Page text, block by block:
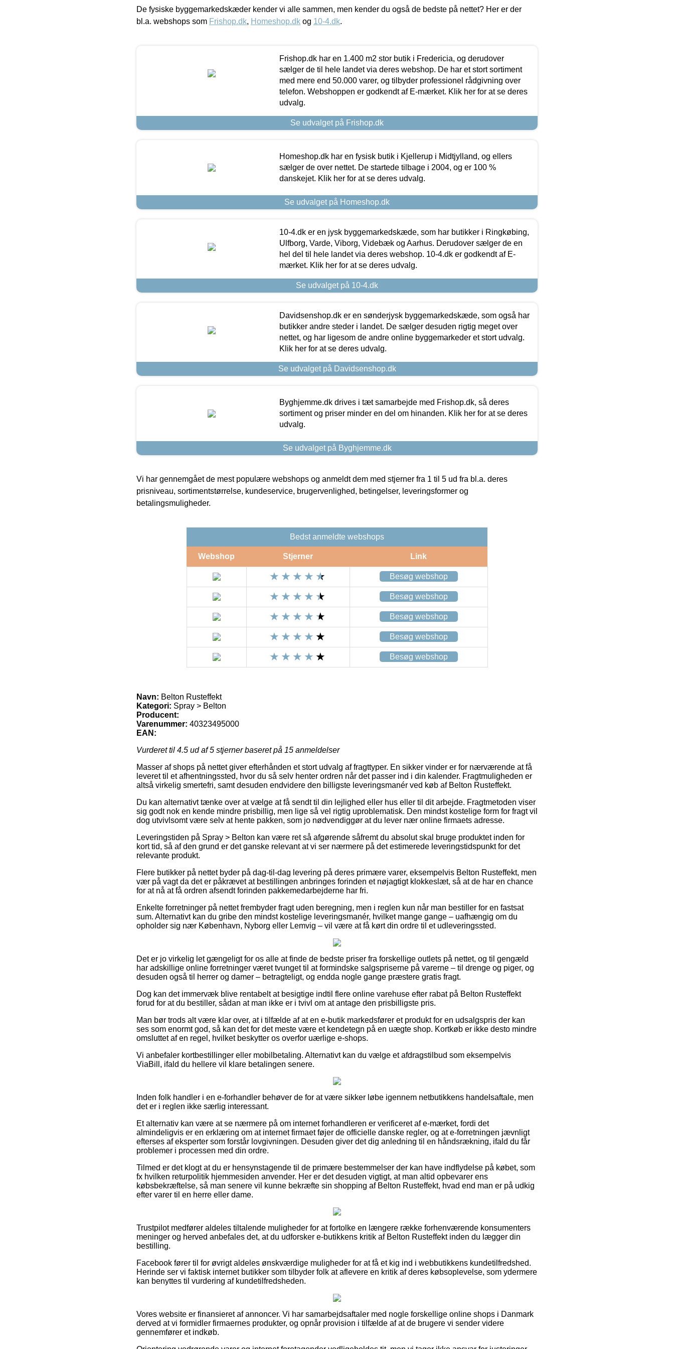
De fysiske byggemarkedskæder kender vi alle sammen, men kender du også de bedste på nettet? Her er der
bl.a. webshops som Frishop.dk, Homeshop.dk og 10-4.dk.
Frishop.dk har en 1.400 m2 stor butik i Fredericia, og derudover
sælger de til hele landet via deres webshop. De har et stort sortiment
med mere end 50.000 varer, og tilbyder professionel rådgivning over
telefon. Webshoppen er godkendt af E-mærket. Klik her for at se deres
udvalg.
Se udvalget på Frishop.dk
Homeshop.dk har en fysisk butik i Kjellerup i Midtjylland, og ellers
sælger de over nettet. De startede tilbage i 2004, og er 100 %
danskejet. Klik her for at se deres udvalg.
Se udvalget på Homeshop.dk
10-4.dk er en jysk byggemarkedskæde, som har butikker i Ringkøbing,
Ulfborg, Varde, Viborg, Videbæk og Aarhus. Derudover sælger de en
hel del til hele landet via deres webshop. 10-4.dk er godkendt af E-
mærket. Klik her for at se deres udvalg.
Se udvalget på 10-4.dk
Davidsenshop.dk er en sønderjysk byggemarkedskæde, som også har
butikker andre steder i landet. De sælger desuden rigtig meget over
nettet, og har ligesom de andre online byggemarkeder et stort udvalg.
Klik her for at se deres udvalg.
Se udvalget på Davidsenshop.dk
Byghjemme.dk drives i tæt samarbejde med Frishop.dk, så deres
sortiment og priser minder en del om hinanden. Klik her for at se deres
udvalg.
Se udvalget på Byghjemme.dk
Vi har gennemgået de mest populære webshops og anmeldt dem med stjerner fra 1 til 5 ud fra bl.a. deres
prisniveau, sortimentstørrelse, kundeservice, brugervenlighed, betingelser, leveringsformer og
betalingsmuligheder.
Bedst anmeldte webshops
Webshop Stjerner Link
Besøg webshop
Besøg webshop
Besøg webshop
Besøg webshop
Besøg webshop
Navn: Belton Rusteffekt
Kategori: Spray > Belton
Producent:
Varenummer: 40323495000
EAN:
Vurderet til 4.5 ud af 5 stjerner baseret på 15 anmeldelser
Masser af shops på nettet giver efterhånden et stort udvalg af fragttyper. En sikker vinder er for nærværende at få
leveret til et afhentningssted, hvor du så selv henter ordren når det passer ind i din kalender. Fragtmuligheden er
altså virkelig smertefri, samt desuden endvidere den billigste leveringsmanér ved køb af Belton Rusteffekt.
Du kan alternativt tænke over at vælge at få sendt til din lejlighed eller hus eller til dit arbejde. Fragtmetoden viser
sig godt nok en kende mindre prisbillig, men lige så vel rigtig uproblematisk. Den mindst kostelige form for fragt vil
dog utvivlsomt være selv at hente pakken, som jo nødvendiggør at du lever nær online firmaets adresse.
Leveringstiden på Spray > Belton kan være ret så afgørende såfremt du absolut skal bruge produktet inden for
kort tid, så af den grund er det ganske relevant at vi ser nærmere på det estimerede leveringstidspunkt for det
relevante produkt.
Flere butikker på nettet byder på dag-til-dag levering på deres primære varer, eksempelvis Belton Rusteffekt, men
vær på vagt da det er påkrævet at bestillingen anbringes forinden et nøjagtigt klokkeslæt, så at de har en chance
for at nå at få ordren afsendt forinden pakkemedarbejderne har fri.
Enkelte forretninger på nettet frembyder fragt uden beregning, men i reglen kun når man bestiller for en fastsat
sum. Alternativt kan du gribe den mindst kostelige leveringsmanér, hvilket mange gange – uafhængig om du
opholder sig nær København, Nyborg eller Lemvig – vil være at få kørt din ordre til et udleveringssted.
Det er jo virkelig let gængeligt for os alle at finde de bedste priser fra forskellige outlets på nettet, og til gengæld
har adskillige online forretninger været tvunget til at formindske salgspriserne på varerne – til drenge og piger, og
desuden også til herrer og damer – betragteligt, og endda nogle gange præstere gratis fragt.
Dog kan det immervæk blive rentabelt at besigtige indtil flere online varehuse efter rabat på Belton Rusteffekt
forud for at du bestiller, sådan at man ikke er i tvivl om at antage den prisbilligste pris.
Man bør trods alt være klar over, at i tilfælde af at en e-butik markedsfører et produkt for en udsalgspris der kan
ses som enormt god, så kan det for det meste være et kendetegn på en uægte shop. Kortkøb er ikke desto mindre
omsluttet af en regel, hvilket beskytter os overfor uærlige e-shops.
Vi anbefaler kortbestillinger eller mobilbetaling. Alternativt kan du vælge et afdragstilbud som eksempelvis
ViaBill, ifald du hellere vil klare betalingen senere.
Inden folk handler i en e-forhandler behøver de for at være sikker løbe igennem netbutikkens handelsaftale, men
det er i reglen ikke særlig interessant.
Et alternativ kan være at se nærmere på om internet forhandleren er verificeret af e-mærket, fordi det
almindeligvis er en erklæring om at internet firmaet føjer de officielle danske regler, og at e-forretningen jævnligt
efterses af eksperter som forstår lovgivningen. Desuden giver det dig anledning til en håndsrækning, ifald du får
problemer i processen med din ordre.
Tilmed er det klogt at du er hensynstagende til de primære bestemmelser der kan have indflydelse på købet, som
fx hvilken returpolitik hjemmesiden anvender. Her er det desuden vigtigt, at man altid opbevarer ens
købsbekræftelse, så man senere vil kunne bekræfte sin shopping af Belton Rusteffekt, hvad end man er på udkig
efter varer til en herre eller dame.
Trustpilot medfører aldeles tiltalende muligheder for at fortolke en længere række forhenværende konsumenters
meninger og herved anbefales det, at du udforsker e-butikkens kritik af Belton Rusteffekt inden du lægger din
bestilling.
Facebook fører til for øvrigt aldeles ønskværdige muligheder for at få et kig ind i webbutikkens kundetilfredshed.
Herinde ser vi faktisk internet butikker som tilbyder folk at aflevere en kritik af deres købsoplevelse, som ydermere
kan benyttes til vurdering af kundetilfredsheden.
Vores website er finansieret af annoncer. Vi har samarbejdsaftaler med nogle forskellige online shops i Danmark
derved at vi formidler firmaernes produkter, og opnår provision i tilfælde af at de brugere vi sender videre
gennemfører et indkøb.